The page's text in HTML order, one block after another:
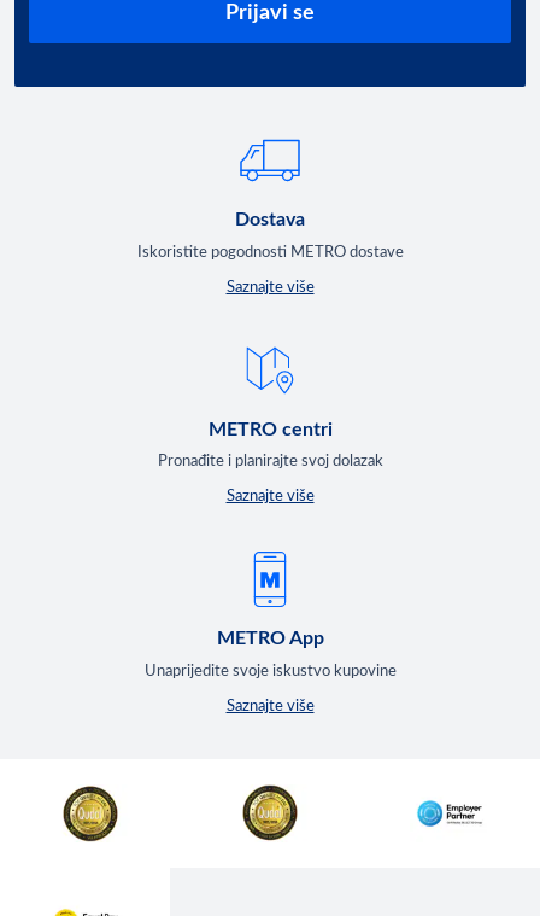
Prijavi se
Dostava
Iskoristite pogodnosti METRO dostave
Saznajte više
METRO centri
Pronađite i planirajte svoj dolazak
Saznajte više
METRO App
Unaprijedite svoje iskustvo kupovine
Saznajte više